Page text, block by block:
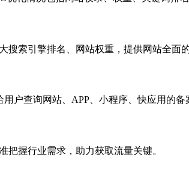
搜索引擎排名、网站权重，提供网站全面
户查询网站、APP、小程序、快应用的
把握行业需求，助力获取流量关键。